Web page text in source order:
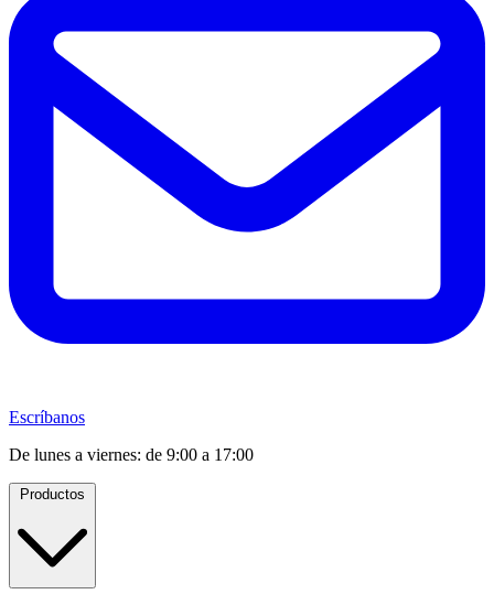
Escríbanos
De lunes a viernes: de 9:00 a 17:00
Productos